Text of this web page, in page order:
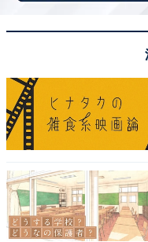
広い分野で社会に貢献
回答者からは「専門的
代・愛媛県）」「幅広
思うから（30代・京
＞次ページ：20位まで
【おすすめ記事】